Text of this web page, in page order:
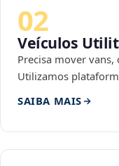
02
Veículos
Precisa mover
Utilizamos
SAIBA MAIS